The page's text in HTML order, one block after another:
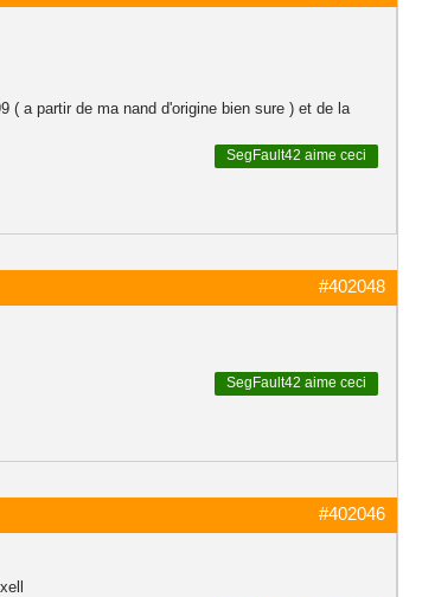
( a partir de ma nand d'origine bien sure ) et de la
SegFault42 aime ceci
#402048
SegFault42 aime ceci
#402046